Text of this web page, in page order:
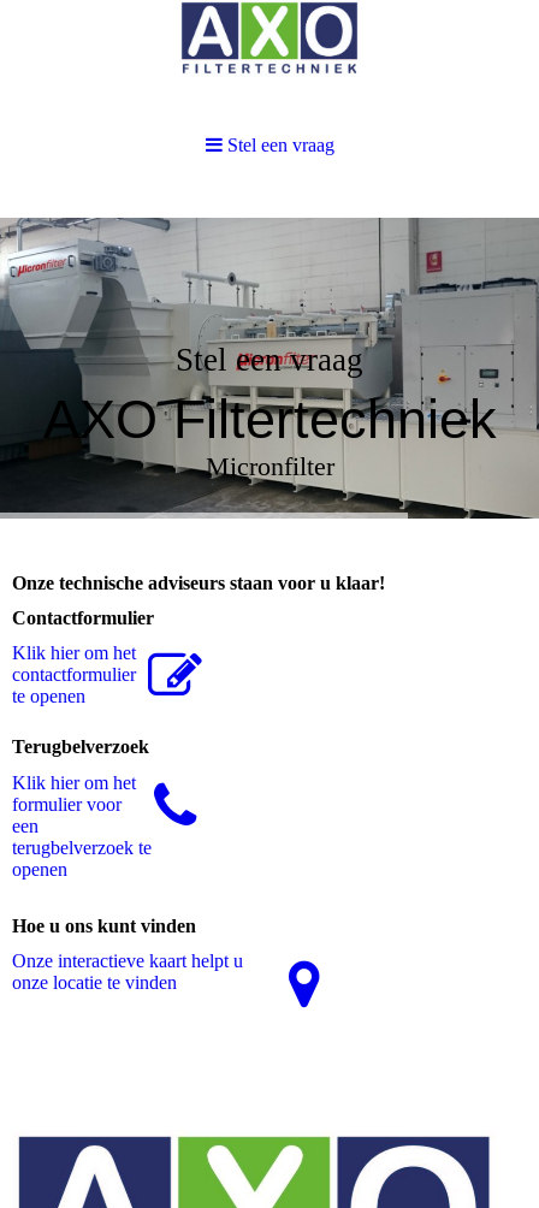
Stel een vraag
AXO Filtertechniek
Micronfilter
Onze technische adviseurs staan voor u klaar!
Contactformulier
Klik hier om het
contactformulier
te openen
Terugbelverzoek
Klik hier om het
formulier voor
een
terugbelverzoek te
openen
Hoe u ons kunt vinden
Onze interactieve kaart helpt u
onze locatie te vinden
Stel een vraag